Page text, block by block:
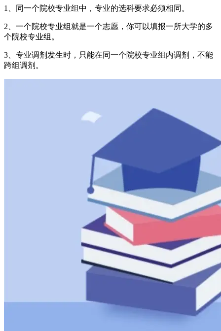
1、同一个院校专业组中，专业的选科要求必须相同。
2、一个院校专业组就是一个志愿，你可以填报一所大学的多
个院校专业组。
3、专业调剂发生时，只能在同一个院校专业组内调剂，不能
跨组调剂。